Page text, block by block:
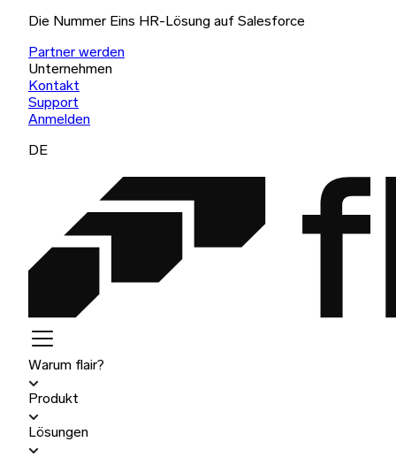
Die Nummer Eins HR-Lösung auf Salesforce
Partner werden
Unternehmen
Kontakt
Support
Anmelden
DE
Warum flair?
Produkt
Lösungen